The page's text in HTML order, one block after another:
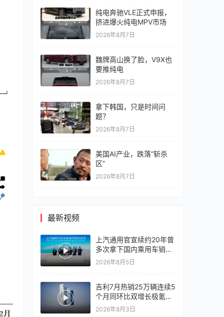
纯电奔驰VLE正式申报，
挤进爆火纯电MPV市场
2026年8月7日
魏牌高山换了脸，V9X也
要推纯电
2026年8月7日
拿下韩国，只是时间问
题？
2026年8月7日
美国AI产业，跌落“斩杀
区”
2026年8月7日
最新视频
上汽通用官宣续约20年曾
多次拿下国内乘用车销冠
竞争激烈，上汽通用有信
2026年8月5日
吉利7月热销25万辆连续5
个月同环比双增长极氪销
量同比翻倍，出口再破10
2026年8月3日